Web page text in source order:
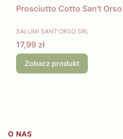
Prosciutto Cotto San't
PRODUCENT
SALUMI SANT'ORSO SRL
Cena
17,99 zł
Zobacz produkt
Linki w stopce
O NAS